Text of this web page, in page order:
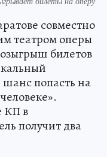
совместно
театром оперы
билетов
шанс попасть на
КП в
получит два